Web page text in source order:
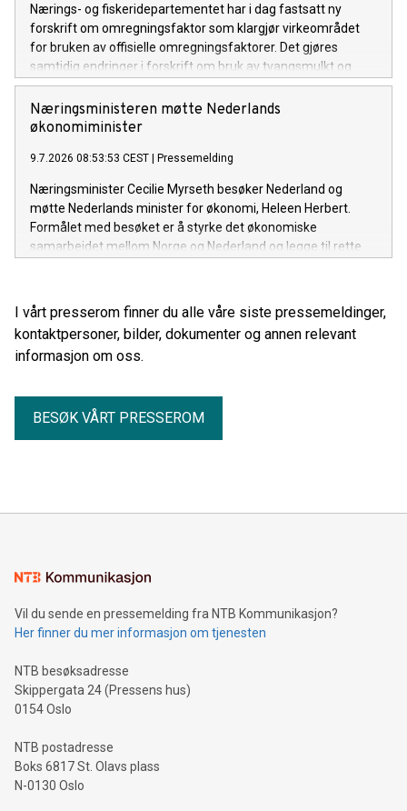
Nærings- og fiskeridepartementet har i dag fastsatt ny
forskrift om omregningsfaktor som klargjør virkeområdet
for bruken av offisielle omregningsfaktorer. Det gjøres
samtidig endringer i forskrift om bruk av tvangsmulkt og
overtredelsesgebyr ved brudd på havressurslova og
deltakerloven, i tråd med sanksjonsreglene i den nye
forskriften.
Næringsministeren møtte Nederlands
økonomiminister
9.7.2026 08:53:53 CEST | Pressemelding
Næringsminister Cecilie Myrseth besøker Nederland og
møtte Nederlands minister for økonomi, Heleen Herbert.
Formålet med besøket er å styrke det økonomiske
samarbeidet mellom Norge og Nederland og legge til rette
I vårt presserom finner du alle våre siste pressemeldinger,
kontaktpersoner, bilder, dokumenter og annen relevant
informasjon om oss.
BESØK VÅRT PRESSEROM
Vil du sende en pressemelding fra NTB Kommunikasjon?
Her finner du mer informasjon om tjenesten
NTB besøksadresse
Skippergata 24 (Pressens hus)
0154 Oslo
NTB postadresse
Boks 6817 St. Olavs plass
N-0130 Oslo